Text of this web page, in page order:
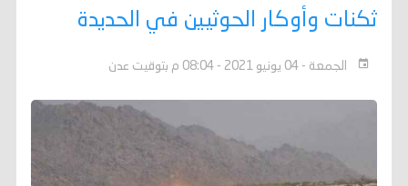
ثكنات وأوكار الحوثيين في الحديدة
الجمعة - 04 يونيو 2021 - 08:04 م بتوقيت عدن